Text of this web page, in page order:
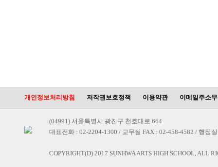
개인정보처리방침 저작권보호정책 이용약관 이메일주소
(04991) 서울특별시 광진구 천호대로 664
대표전화 : 02-2204-1300 / 교무실 FAX : 02-458-4582 / 행정
COPYRIGHT(D) 2017 SUNHWA ARTS HIGH SCHOOL, ALL